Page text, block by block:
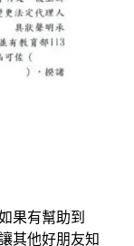
果有幫助到
其他好朋友知